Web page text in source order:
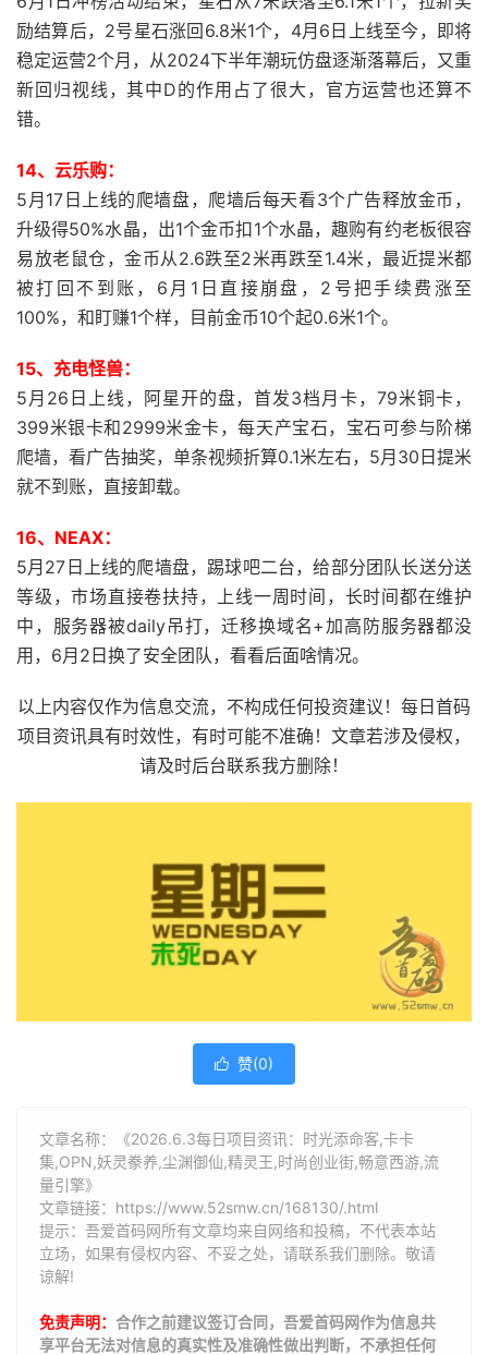
励结算后，2号星石涨回6.8米1个，4月6日上线至今，即将
稳定运营2个月，从2024下半年潮玩仿盘逐渐落幕后，又重
新回归视线，其中D的作用占了很大，官方运营也还算不
错。
14、云乐购：
5月17日上线的爬墙盘，爬墙后每天看3个广告释放金币，
升级得50%水晶，出1个金币扣1个水晶，趣购有约老板很容
易放老鼠仓，金币从2.6跌至2米再跌至1.4米，最近提米都
被打回不到账，6月1日直接崩盘，2号把手续费涨至
100%，和盯赚1个样，目前金币10个起0.6米1个。
15、充电怪兽：
5月26日上线，阿星开的盘，首发3档月卡，79米铜卡，
399米银卡和2999米金卡，每天产宝石，宝石可参与阶梯
爬墙，看广告抽奖，单条视频折算0.1米左右，5月30日提米
就不到账，直接卸载。
16、NEAX：
5月27日上线的爬墙盘，踢球吧二台，给部分团队长送分送
等级，市场直接卷扶持，上线一周时间，长时间都在维护
中，服务器被daily吊打，迁移换域名+加高防服务器都没
用，6月2日换了安全团队，看看后面啥情况。
以上内容仅作为信息交流，不构成任何投资建议！每日首码
项目资讯具有时效性，有时可能不准确！文章若涉及侵权，
请及时后台联系我方删除！
 赞(0)
文章名称：《2026.6.3每日项目资讯：时光添命客,卡卡
集,OPN,妖灵豢养,尘渊御仙,精灵王,时尚创业街,畅意西游,流
量引擎》
文章链接： https://www.52smw.cn/168130/.html
提示：吾爱首码网所有文章均来自网络和投稿，不代表本站
立场，如果有侵权内容、不妥之处，请联系我们删除。敬请
谅解!
免责声明： 合作之前建议签订合同，吾爱首码网作为信息共
享平台无法对信息的真实性及准确性做出判断，不承担任何